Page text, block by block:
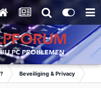
Beveiliging & Privacy